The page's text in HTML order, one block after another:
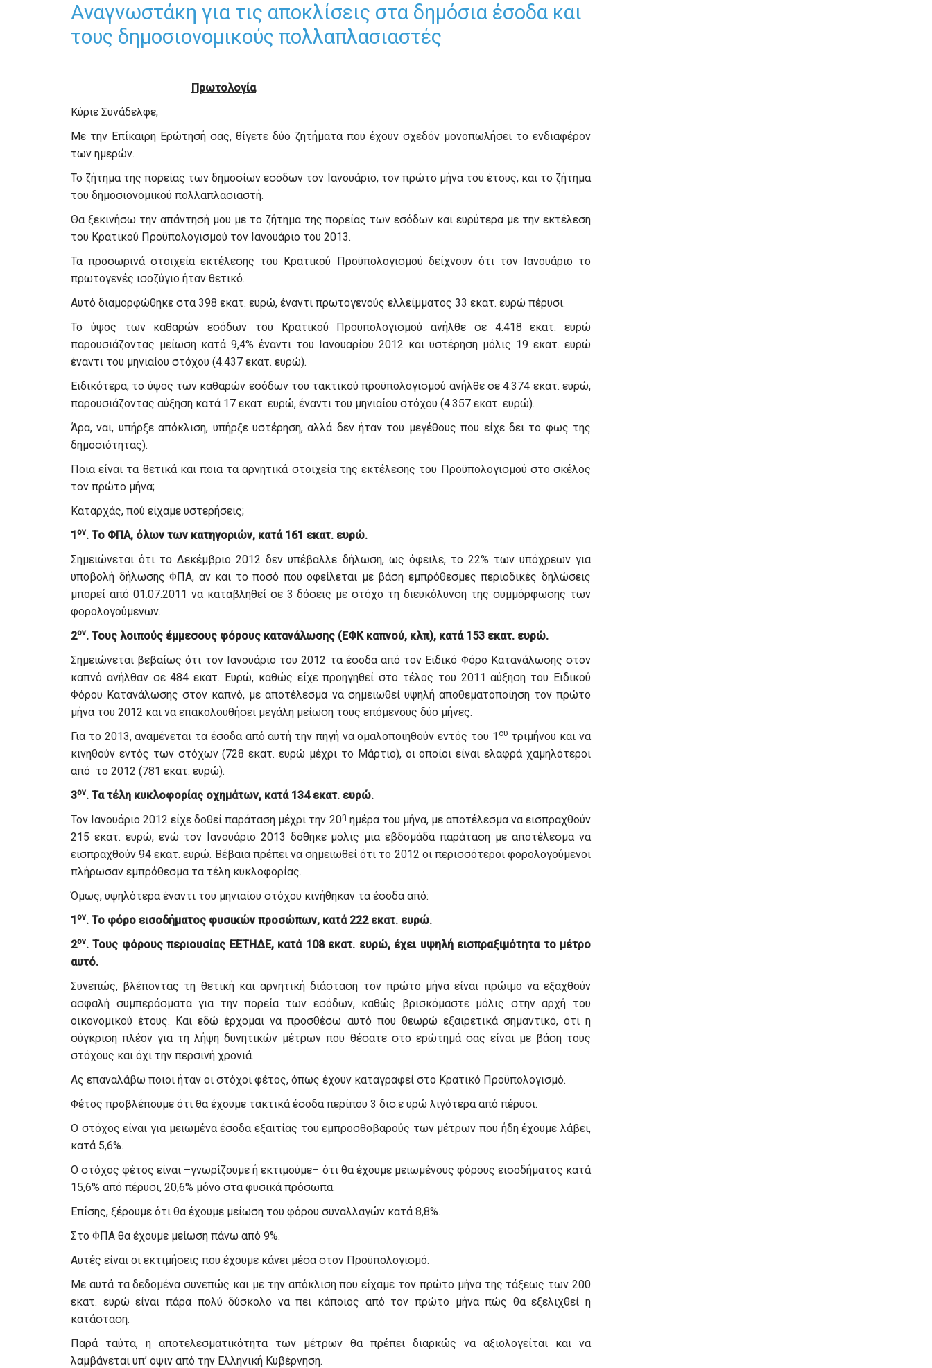
Αναγνωστάκη για τις αποκλίσεις στα δημόσια έσοδα και
τους δημοσιονομικούς πολλαπλασιαστές
Πρωτολογία
Κύριε Συνάδελφε,
Με την Επίκαιρη Ερώτησή σας, θίγετε δύο ζητήματα που έχουν σχεδόν μονοπωλήσει το ενδιαφέρον
των ημερών.
Το ζήτημα της πορείας των δημοσίων εσόδων τον Ιανουάριο, τον πρώτο μήνα του έτους, και το ζήτημα
του δημοσιονομικού πολλαπλασιαστή.
Θα ξεκινήσω την απάντησή μου με το ζήτημα της πορείας των εσόδων και ευρύτερα με την εκτέλεση
του Κρατικού Προϋπολογισμού τον Ιανουάριο του 2013.
Τα προσωρινά στοιχεία εκτέλεσης του Κρατικού Προϋπολογισμού δείχνουν ότι τον Ιανουάριο το
πρωτογενές ισοζύγιο ήταν θετικό.
Αυτό διαμορφώθηκε στα 398 εκατ. ευρώ, έναντι πρωτογενούς ελλείμματος 33 εκατ. ευρώ πέρυσι.
Το ύψος των καθαρών εσόδων του Κρατικού Προϋπολογισμού ανήλθε σε 4.418 εκατ. ευρώ
παρουσιάζοντας μείωση κατά 9,4% έναντι του Ιανουαρίου 2012 και υστέρηση μόλις 19 εκατ. ευρώ
έναντι του μηνιαίου στόχου (4.437 εκατ. ευρώ).
Ειδικότερα, το ύψος των καθαρών εσόδων του τακτικού προϋπολογισμού ανήλθε σε 4.374 εκατ. ευρώ,
παρουσιάζοντας αύξηση κατά 17 εκατ. ευρώ, έναντι του μηνιαίου στόχου (4.357 εκατ. ευρώ).
Άρα, ναι, υπήρξε απόκλιση, υπήρξε υστέρηση, αλλά δεν ήταν του μεγέθους που είχε δει το φως της
δημοσιότητας).
Ποια είναι τα θετικά και ποια τα αρνητικά στοιχεία της εκτέλεσης του Προϋπολογισμού στο σκέλος
τον πρώτο μήνα;
Καταρχάς, πού είχαμε υστερήσεις;
1ον. Το ΦΠΑ, όλων των κατηγοριών, κατά 161 εκατ. ευρώ.
Σημειώνεται ότι το Δεκέμβριο 2012 δεν υπέβαλλε δήλωση, ως όφειλε, το 22% των υπόχρεων για
υποβολή δήλωσης ΦΠΑ, αν και το ποσό που οφείλεται με βάση εμπρόθεσμες περιοδικές δηλώσεις
μπορεί από 01.07.2011 να καταβληθεί σε 3 δόσεις με στόχο τη διευκόλυνση της συμμόρφωσης των
φορολογούμενων.
2ον. Τους λοιπούς έμμεσους φόρους κατανάλωσης (ΕΦΚ καπνού, κλπ), κατά 153 εκατ. ευρώ.
Σημειώνεται βεβαίως ότι τον Ιανουάριο του 2012 τα έσοδα από τον Ειδικό Φόρο Κατανάλωσης στον
καπνό ανήλθαν σε 484 εκατ. Ευρώ, καθώς είχε προηγηθεί στο τέλος του 2011 αύξηση του Ειδικού
Φόρου Κατανάλωσης στον καπνό, με αποτέλεσμα να σημειωθεί υψηλή αποθεματοποίηση τον πρώτο
μήνα του 2012 και να επακολουθήσει μεγάλη μείωση τους επόμενους δύο μήνες.
Για το 2013, αναμένεται τα έσοδα από αυτή την πηγή να ομαλοποιηθούν εντός του 1 ου τριμήνου και να
κινηθούν εντός των στόχων (728 εκατ. ευρώ μέχρι το Μάρτιο), οι οποίοι είναι ελαφρά χαμηλότεροι
από το 2012 (781 εκατ. ευρώ).
3ον. Τα τέλη κυκλοφορίας οχημάτων, κατά 134 εκατ. ευρώ.
Τον Ιανουάριο 2012 είχε δοθεί παράταση μέχρι την 20η ημέρα του μήνα, με αποτέλεσμα να εισπραχθούν
215 εκατ. ευρώ, ενώ τον Ιανουάριο 2013 δόθηκε μόλις μια εβδομάδα παράταση με αποτέλεσμα να
εισπραχθούν 94 εκατ. ευρώ. Βέβαια πρέπει να σημειωθεί ότι το 2012 οι περισσότεροι φορολογούμενοι
πλήρωσαν εμπρόθεσμα τα τέλη κυκλοφορίας.
Όμως, υψηλότερα έναντι του μηνιαίου στόχου κινήθηκαν τα έσοδα από:
1ον. Το φόρο εισοδήματος φυσικών προσώπων, κατά 222 εκατ. ευρώ.
2ον. Τους φόρους περιουσίας ΕΕΤΗΔΕ, κατά 108 εκατ. ευρώ, έχει υψηλή εισπραξιμότητα το μέτρο
αυτό.
Συνεπώς, βλέποντας τη θετική και αρνητική διάσταση τον πρώτο μήνα είναι πρώιμο να εξαχθούν
ασφαλή συμπεράσματα για την πορεία των εσόδων, καθώς βρισκόμαστε μόλις στην αρχή του
οικονομικού έτους. Και εδώ έρχομαι να προσθέσω αυτό που θεωρώ εξαιρετικά σημαντικό, ότι η
σύγκριση πλέον για τη λήψη δυνητικών μέτρων που θέσατε στο ερώτημά σας είναι με βάση τους
στόχους και όχι την περσινή χρονιά.
Ας επαναλάβω ποιοι ήταν οι στόχοι φέτος, όπως έχουν καταγραφεί στο Κρατικό Προϋπολογισμό.
Φέτος προβλέπουμε ότι θα έχουμε τακτικά έσοδα περίπου 3 δισ.ε υρώ λιγότερα από πέρυσι.
Ο στόχος είναι για μειωμένα έσοδα εξαιτίας του εμπροσθοβαρούς των μέτρων που ήδη έχουμε λάβει,
κατά 5,6%.
Ο στόχος φέτος είναι –γνωρίζουμε ή εκτιμούμε– ότι θα έχουμε μειωμένους φόρους εισοδήματος κατά
15,6% από πέρυσι, 20,6% μόνο στα φυσικά πρόσωπα.
Επίσης, ξέρουμε ότι θα έχουμε μείωση του φόρου συναλλαγών κατά 8,8%.
Στο ΦΠΑ θα έχουμε μείωση πάνω από 9%.
Αυτές είναι οι εκτιμήσεις που έχουμε κάνει μέσα στον Προϋπολογισμό.
Με αυτά τα δεδομένα συνεπώς και με την απόκλιση που είχαμε τον πρώτο μήνα της τάξεως των 200
εκατ. ευρώ είναι πάρα πολύ δύσκολο να πει κάποιος από τον πρώτο μήνα πώς θα εξελιχθεί η
κατάσταση.
Παρά ταύτα, η αποτελεσματικότητα των μέτρων θα πρέπει διαρκώς να αξιολογείται και να
λαμβάνεται υπ’ όψιν από την Ελληνική Κυβέρνηση.